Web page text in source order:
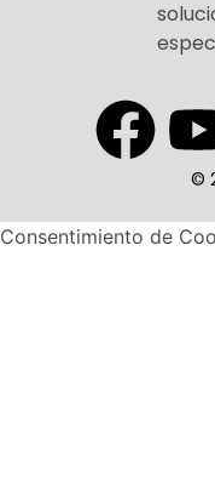
©
Consentimiento de